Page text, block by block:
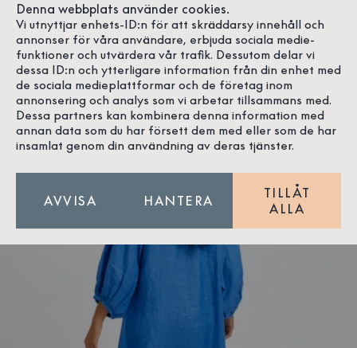
Modellen är 171 cm och bär storlek S
Denna webbplats använder cookies.
Vi utnyttjar enhets-ID:n för att skräddarsy innehåll och
annonser för våra användare, erbjuda sociala medie-
funktioner och utvärdera vår trafik. Dessutom delar vi
dessa ID:n och ytterligare information från din enhet med
de sociala medieplattformar och de företag inom
annonsering och analys som vi arbetar tillsammans med.
Dessa partners kan kombinera denna information med
annan data som du har försett dem med eller som de har
insamlat genom din användning av deras tjänster.
AVVISA HANTERA
TILLÅT
ALLA